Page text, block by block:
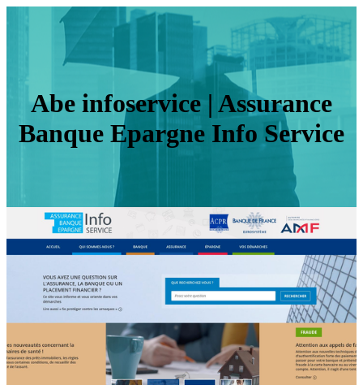
Abe infoservice | Assurance
Banque Epargne Info Service